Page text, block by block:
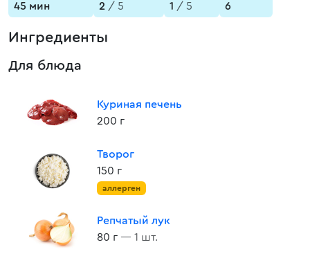
45 мин
2 / 5
1 / 5
6
Ингредиенты
Для блюда
Куриная печень
200 г
Творог
150 г
аллерген
Репчатый лук
80 г — 1 шт.